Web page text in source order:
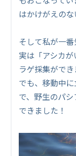
はかけがえのな
そして私が一
実は「アシカ
ラゲ採集がで
でも、移動中
で、野生のパ
できました！